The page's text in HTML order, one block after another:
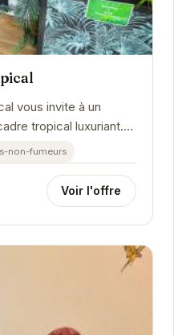
vous invite à un
tropical luxuriant.
d'une piscine...
non-fumeurs
Voir l'offre